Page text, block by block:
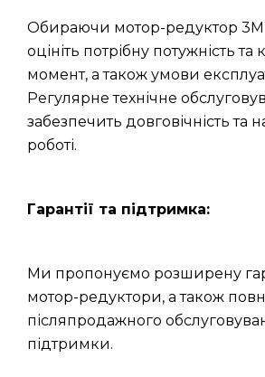
Обираючи мотор-редуктор
оцініть потрібну потужність та
момент, а також умови
Регулярне технічне
забезпечить довговічність та
роботі.
Гарантії та підтримка:
Ми пропонуємо розширену
мотор-редуктори, а також
післяпродажного
підтримки.